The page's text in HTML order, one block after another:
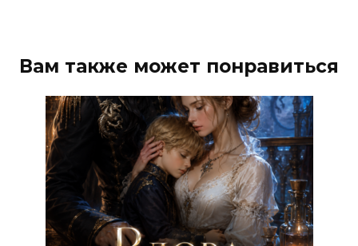
Вам также может понравиться